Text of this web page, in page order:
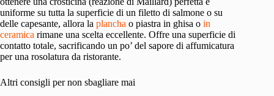
uniforme su tutta la superficie di un filetto di salmone o su
delle capesante, allora la plancha o piastra in ghisa o in
ceramica rimane una scelta eccellente. Offre una superficie di
contatto totale, sacrificando un po’ del sapore di affumicatura
per una rosolatura da ristorante.
Altri consigli per non sbagliare mai